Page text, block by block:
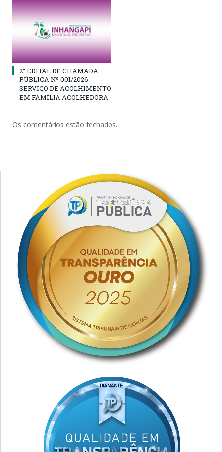
2° EDITAL DE CHAMADA
PÚBLICA Nº 001/2026
SERVIÇO DE ACOLHIMENTO
EM FAMÍLIA ACOLHEDORA
Os comentários estão fechados.